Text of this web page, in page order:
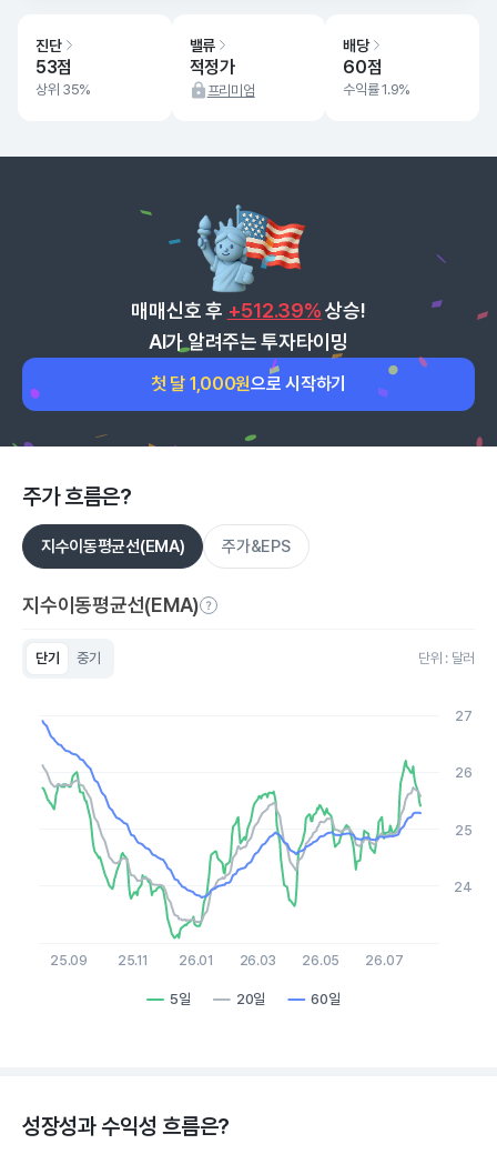
진단
53점
상위 35%
밸류
적정가
프리미엄
배당
60점
수익률 1.9%
매매신호 후 +512.39% 상승!
AI가 알려주는 투자타이밍
첫 달 1,000원으로 시작하기
주가 흐름은?
지수이동평균선(EMA) 주가&EPS
지수이동평균선(EMA)
단기 중기 단위 : 달러
Line chart with 3 lines.
View as data table, Chart
The chart has 1 X axis displaying Time. Data ranges from
The chart has 1 Y axis displaying values. Data ranges from
5일 20일 60일
25.09 25.11 26.01 26.03 26.05 26.07
24
25
26
27
성장성과 수익성 흐름은?